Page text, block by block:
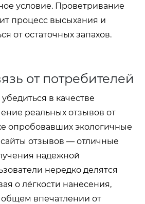
условие. Проветривание
процесс высыхания и
от остаточных запахов.
от потребителей
в качестве
реальных отзывов от
опробовавших экологичные
отзывов — отличные
надежной
нередко делятся
о лёгкости нанесения,
общем впечатлении от